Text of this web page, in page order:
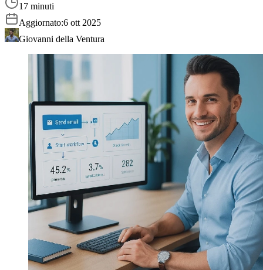
17 minuti
Aggiornato:6 ott 2025
Giovanni della Ventura